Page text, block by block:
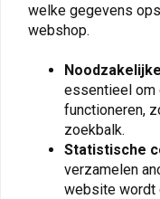
Op de
welke gegevens
webshop.
essentieel om
functioneren,
zoekbalk.
Statistische
verzamelen
website wordt